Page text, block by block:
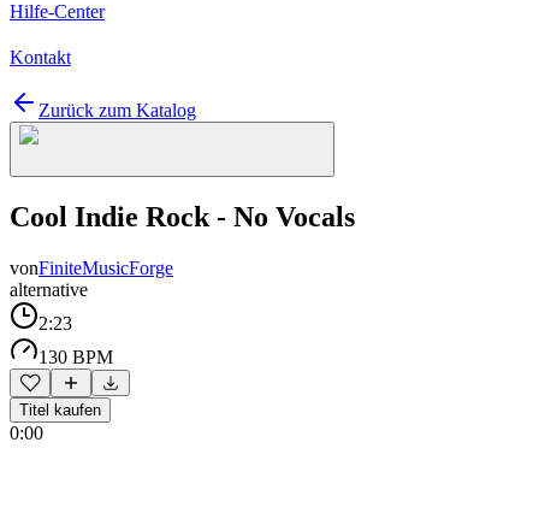
Hilfe-Center
Kontakt
Zurück zum Katalog
Cool Indie Rock - No Vocals
vonFiniteMusicForge
alternative
2:23
130 BPM
Titel kaufen
0:00